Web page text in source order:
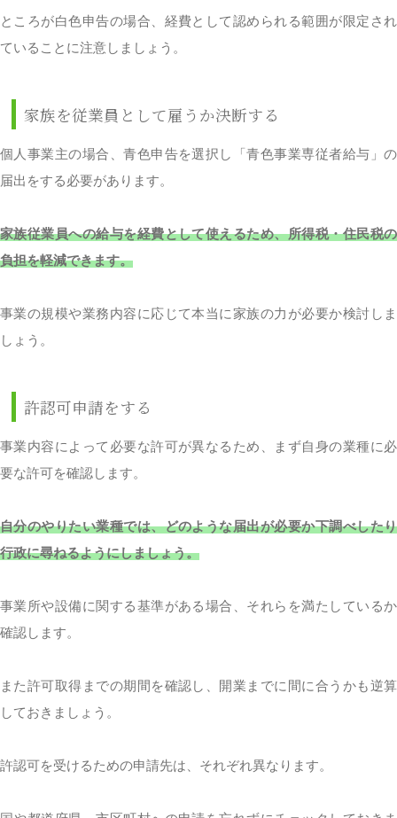
ところが白色申告の場合、経費として認められる範囲が限定され
ていることに注意しましょう。
家族を従業員として雇うか決断する
個人事業主の場合、青色申告を選択し「青色事業専従者給与」の
届出をする必要があります。
家族従業員への給与を経費として使えるため、所得税・住民税の
負担を軽減できます。
事業の規模や業務内容に応じて本当に家族の力が必要か検討しま
しょう。
許認可申請をする
事業内容によって必要な許可が異なるため、まず自身の業種に必
要な許可を確認します。
自分のやりたい業種では、どのような届出が必要か下調べしたり
行政に尋ねるようにしましょう。
事業所や設備に関する基準がある場合、それらを満たしているか
確認します。
また許可取得までの期間を確認し、開業までに間に合うかも逆算
しておきましょう。
許認可を受けるための申請先は、それぞれ異なります。